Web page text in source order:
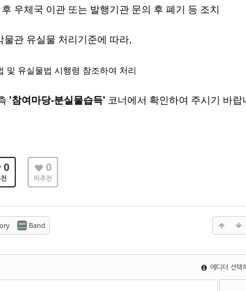
우체국 이관 또는 발행기관 문의 후 폐기 등 조치
관 유실물 처리기준에 따라,
및 유실물법 시행령 참조하여 처리
'참여마당-분실물습득' 코너에서 확인하여 주시기 바랍
0 0
비추천
Band
에디터 선택